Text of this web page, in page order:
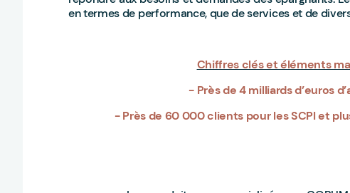
en termes de performance, que de services et de
Chiffres clés et éléments
- Près de 4 milliards d’euros
- Près de 60 000 clients pour les SCPI et